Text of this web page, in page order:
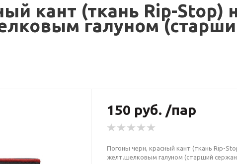
кант (ткань Rip-Stop)
галуном
150 руб. /пар
Погоны черн, красный кант (ткань Rip-
желт.шелковым галуном (старший